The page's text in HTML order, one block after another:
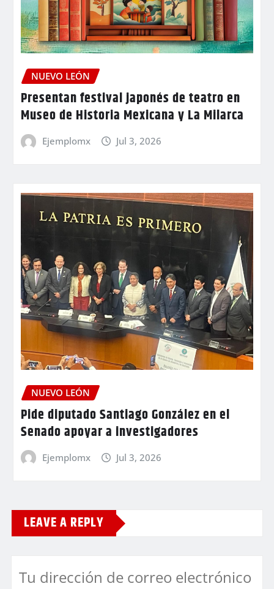
NUEVO LEÓN
Presentan festival japonés de teatro en
Museo de Historia Mexicana y La Milarca
Ejemplomx Jul 3, 2026
NUEVO LEÓN
Pide diputado Santiago González en el
Senado apoyar a investigadores
Ejemplomx Jul 3, 2026
LEAVE A REPLY
Tu dirección de correo electrónico